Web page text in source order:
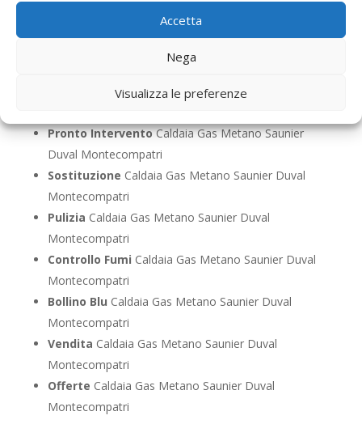
Accetta
Nega
Visualizza le preferenze
RiparazioneCaldaia Gas Metano Saunier Duval
Pronto InterventoCaldaia Gas Metano Saunier
Duval Montecompatri
Sostituzione Caldaia Gas Metano Saunier Duval
Montecompatri
Pulizia Caldaia Gas Metano Saunier Duval
Montecompatri
Controllo Fumi Caldaia Gas Metano Saunier Duval
Montecompatri
Bollino Blu Caldaia Gas Metano Saunier Duval
Montecompatri
Vendita Caldaia Gas Metano Saunier Duval
Montecompatri
Offerte Caldaia Gas Metano Saunier Duval
Montecompatri